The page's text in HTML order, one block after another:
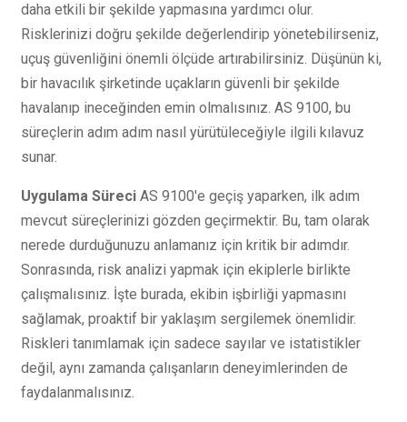
daha etkili bir şekilde yapmasına yardımcı olur.
Risklerinizi doğru şekilde değerlendirip yönetebilirseniz,
uçuş güvenliğini önemli ölçüde artırabilirsiniz. Düşünün ki,
bir havacılık şirketinde uçakların güvenli bir şekilde
havalanıp ineceğinden emin olmalısınız. AS 9100, bu
süreçlerin adım adım nasıl yürütüleceğiyle ilgili kılavuz
sunar.
Uygulama Süreci AS 9100'e geçiş yaparken, ilk adım
mevcut süreçlerinizi gözden geçirmektir. Bu, tam olarak
nerede durduğunuzu anlamanız için kritik bir adımdır.
Sonrasında, risk analizi yapmak için ekiplerle birlikte
çalışmalısınız. İşte burada, ekibin işbirliği yapmasını
sağlamak, proaktif bir yaklaşım sergilemek önemlidir.
Riskleri tanımlamak için sadece sayılar ve istatistikler
değil, aynı zamanda çalışanların deneyimlerinden de
faydalanmalısınız.